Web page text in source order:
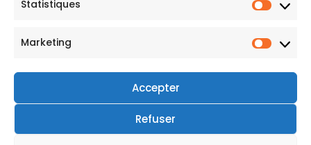
Statistiques
Marketing
Accepter
Refuser
Click & Collect
Livraison Gratuite
en Belgique
Liens Utiles
Politique de retours